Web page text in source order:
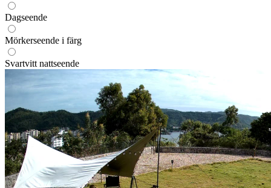
Dagseende
Mörkerseende i färg
Svartvitt nattseende